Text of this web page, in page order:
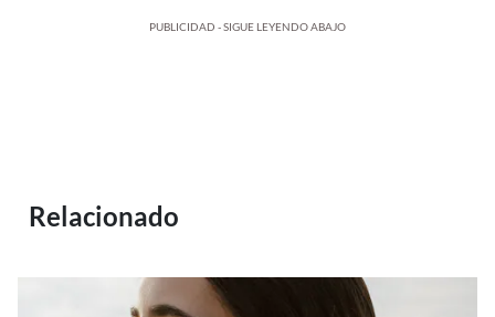
PUBLICIDAD - SIGUE LEYENDO ABAJO
Relacionado